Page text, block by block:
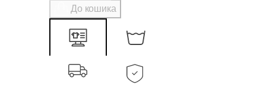
До кошика